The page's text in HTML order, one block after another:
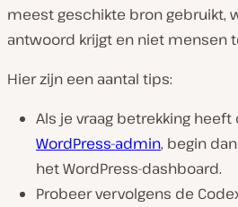
meest geschikte bron gebruikt,
antwoord krijgt en niet mensen
Hier zijn een aantal tips:
Als je vraag betrekking heeft
WordPress-admin, begin
het WordPress-dashboard.
Probeer vervolgens de